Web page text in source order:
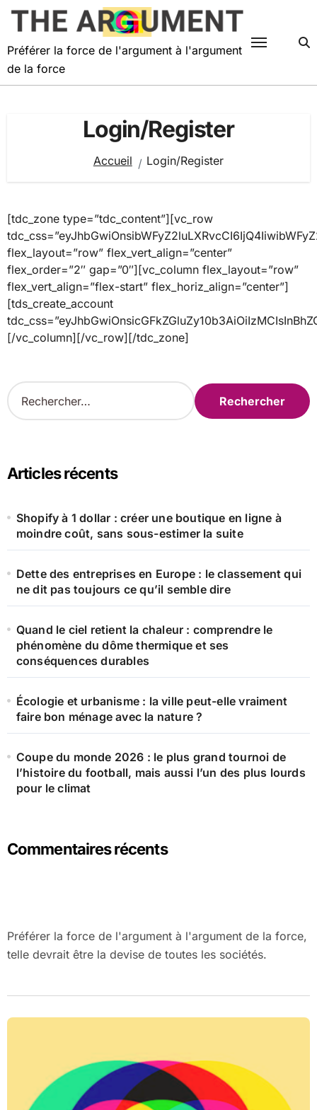
Passer
Préférer la force de l'argument à l'argument
de la force
Login/Register
Accueil Login/Register
[tdc_zone type=”tdc_content”][vc_row
flex_layout=”row” flex_vert_align=”center”
flex_order=”2″ gap=”0″][vc_column flex_layout=”row”
flex_vert_align=”flex-start” flex_horiz_align=”center”]
[tds_create_account
[/vc_column][/vc_row][/tdc_zone]
R
e
r
c
e
Articles récents
Shopify à 1 dollar : créer une boutique en ligne à
moindre coût, sans sous-estimer la suite
Dette des entreprises en Europe : le classement qui
ne dit pas toujours ce qu’il semble dire
Quand le ciel retient la chaleur : comprendre le
phénomène du dôme thermique et ses
conséquences durables
Écologie et urbanisme : la ville peut-elle vraiment
faire bon ménage avec la nature ?
Coupe du monde 2026 : le plus grand tournoi de
l’histoire du football, mais aussi l’un des plus lourds
pour le climat
Commentaires récents
Préférer la force de l'argument à l'argument de la force,
telle devrait être la devise de toutes les sociétés.